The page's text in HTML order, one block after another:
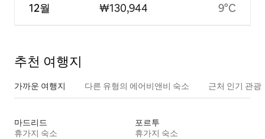
12월 ₩130,944 9°C
추천 여행지
가까운 여행지 다른 유형의 에어비앤비 숙소 근처 인기 관광
마드리드
휴가지 숙소
포르투
휴가지 숙소